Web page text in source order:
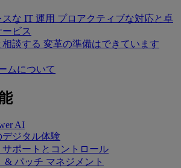
な IT 運用 プロアクティブな対応と卓
ビス
談する 変革の準備はできています
ムについて
AI
ジタル体験
サポートとコントロール
& パッチ マネジメント